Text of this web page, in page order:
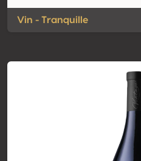
Vin - Tranquille